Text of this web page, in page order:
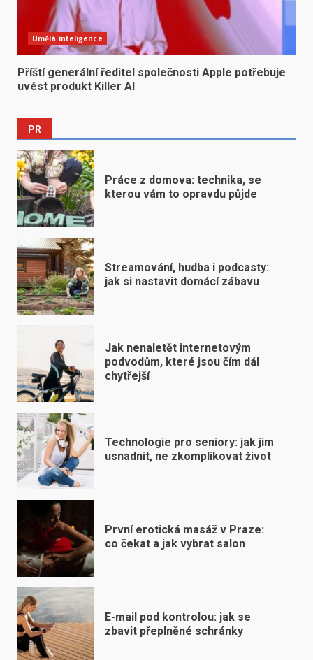
Umělá inteligence
Příští generální ředitel společnosti Apple potřebuje
uvést produkt Killer AI
PR
Práce z domova: technika, se
kterou vám to opravdu půjde
Streamování, hudba i podcasty:
jak si nastavit domácí zábavu
Jak nenaletět internetovým
podvodům, které jsou čím dál
chytřejší
Technologie pro seniory: jak jim
usnadnit, ne zkomplikovat život
První erotická masáž v Praze:
co čekat a jak vybrat salon
E-mail pod kontrolou: jak se
zbavit přeplněné schránky